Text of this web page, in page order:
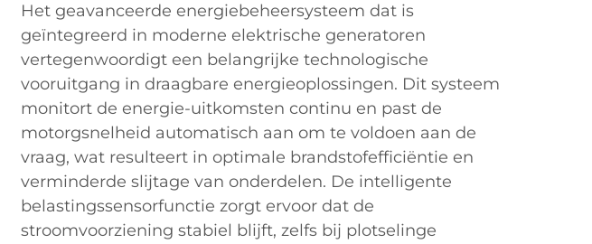
Het geavanceerde energiebeheersysteem dat is
geïntegreerd in moderne elektrische generatoren
vertegenwoordigt een belangrijke technologische
vooruitgang in draagbare energieoplossingen. Dit systeem
monitort de energie-uitkomsten continu en past de
motorgsnelheid automatisch aan om te voldoen aan de
vraag, wat resulteert in optimale brandstofefficiëntie en
verminderde slijtage van onderdelen. De intelligente
belastingssensorfunctie zorgt ervoor dat de
stroomvoorziening stabiel blijft, zelfs bij plotselinge